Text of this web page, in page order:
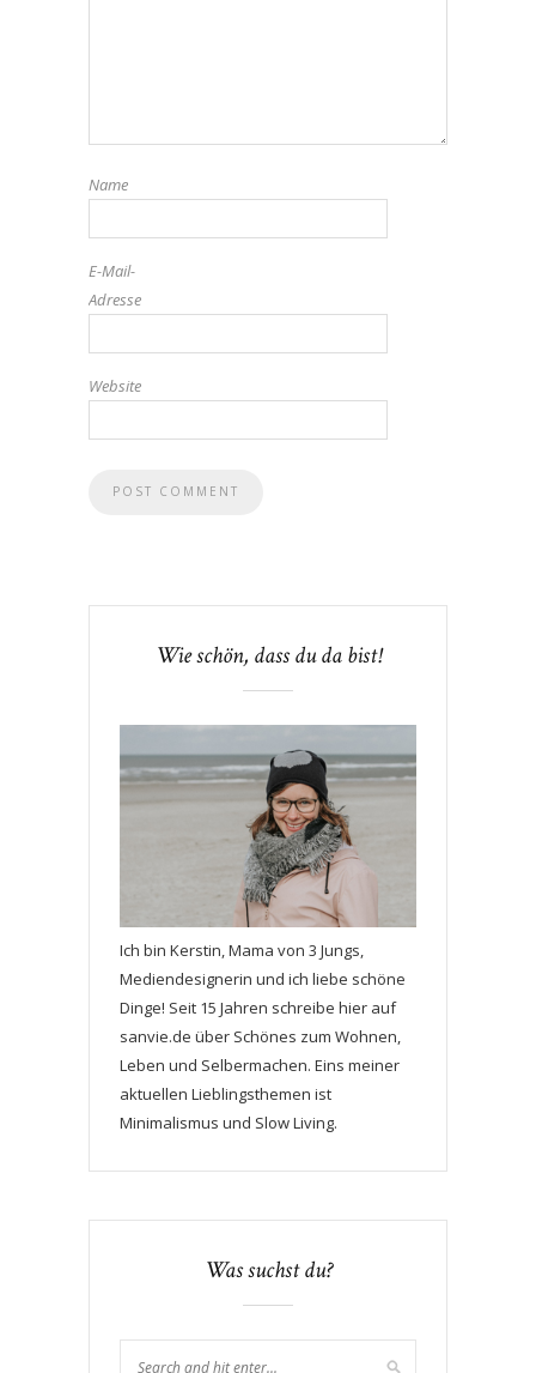
Name
E-Mail-
Adresse
Website
Wie schön, dass du da bist!
Ich bin Kerstin, Mama von 3 Jungs,
Mediendesignerin und ich liebe schöne
Dinge! Seit 15 Jahren schreibe hier auf
sanvie.de über Schönes zum Wohnen,
Leben und Selbermachen. Eins meiner
aktuellen Lieblingsthemen ist
Minimalismus und Slow Living.
Was suchst du?